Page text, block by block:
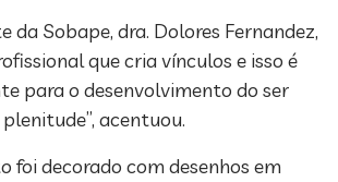
da Sobape, dra. Dolores Fernandez,
que cria vínculos e isso é
para o desenvolvimento do ser
acentuou.
foi decorado com desenhos em